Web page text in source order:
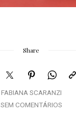
Share
FABIANA SCARANZI
SEM COMENTÁRIOS